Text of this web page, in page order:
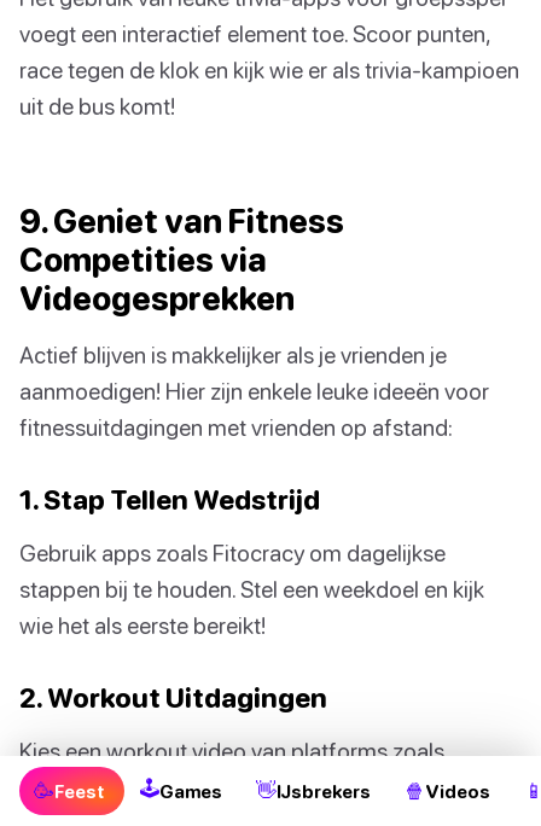
voegt een interactief element toe. Scoor punten,
race tegen de klok en kijk wie er als trivia-kampioen
uit de bus komt!
9. Geniet van Fitness
Competities via
Videogesprekken
Actief blijven is makkelijker als je vrienden je
aanmoedigen! Hier zijn enkele leuke ideeën voor
fitnessuitdagingen met vrienden op afstand:
1. Stap Tellen Wedstrijd
Gebruik apps zoals Fitocracy om dagelijkse
stappen bij te houden. Stel een weekdoel en kijk
wie het als eerste bereikt!
2. Workout Uitdagingen
Kies een workout video van platforms zoals
YouTube, waar je een overvloed aan opties kunt
🥳Feest 🕹Games 👋IJsbrekers 🍿 Videos